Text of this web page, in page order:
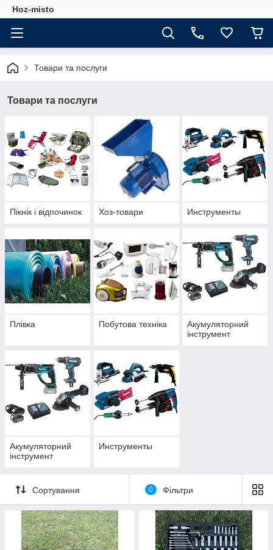
Hoz-misto
Товари та послуги
Товари та послуги
Пікнік і відпочинок Хоз-товари Инструменты
Плівка Побутова техніка
Акумуляторний
інструмент
Акумуляторний
інструмент
Инструменты
Сортування 0 Фільтри